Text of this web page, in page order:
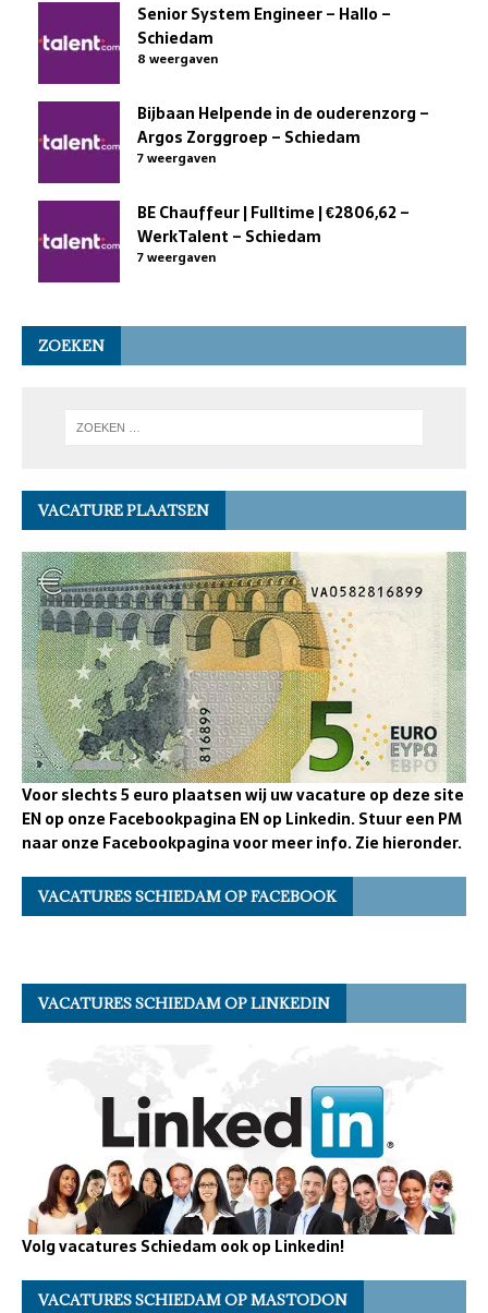
Senior System Engineer – Hallo –
Schiedam
8 weergaven
Bijbaan Helpende in de ouderenzorg –
Argos Zorggroep – Schiedam
7 weergaven
BE Chauffeur | Fulltime | €2806,62 –
WerkTalent – Schiedam
7 weergaven
ZOEKEN
VACATURE PLAATSEN
Voor slechts 5 euro plaatsen wij uw vacature op deze site
EN op onze Facebookpagina EN op Linkedin. Stuur een PM
naar onze Facebookpagina voor meer info. Zie hieronder.
VACATURES SCHIEDAM OP FACEBOOK
VACATURES SCHIEDAM OP LINKEDIN
Volg vacatures Schiedam ook op Linkedin!
VACATURES SCHIEDAM OP MASTODON